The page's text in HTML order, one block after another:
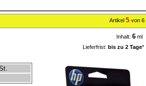
Artikel 5 von 6
Inhalt: 6 ml
Lieferfrist: bis zu 2 Tage*